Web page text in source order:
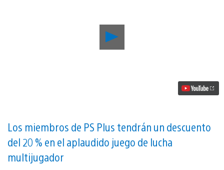
Assemble!
Los miembros de PS Plus tendrán un descuento
del 20 % en el aplaudido juego de lucha
multijugador